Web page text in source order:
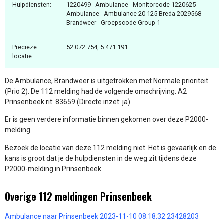
Hulpdiensten:
1220499 - Ambulance - Monitorcode 1220625 -
Ambulance - Ambulance-20-125 Breda 2029568 -
Brandweer - Groepscode Group-1
Precieze
locatie:
52.072.754, 5.471.191
De Ambulance, Brandweer is uitgetrokken met Normale prioriteit
(Prio 2). De 112 melding had de volgende omschrijving: A2
Prinsenbeek rit: 83659 (Directe inzet: ja).
Er is geen verdere informatie binnen gekomen over deze P2000-
melding.
Bezoek de locatie van deze 112 melding niet. Het is gevaarlijk en de
kans is groot dat je de hulpdiensten in de weg zit tijdens deze
P2000-melding in Prinsenbeek.
Overige 112 meldingen Prinsenbeek
Ambulance naar Prinsenbeek 2023-11-10 08:18:32 23428203